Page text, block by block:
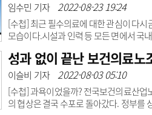
도록 법적 근거를 부여하겠다는 의미다.
하게 재량권을 부여해 처분 불법성을 다
임수민 기자 2022-08-23 19:24
[수첩] 최근 필수의료에 대한 관심이 다
모습이다.시설과 인력 등 모든 면에서 국
호사는 당시 ‘뇌동맥류결찰술(Aneurysm
른 병원으로 전원됐고, 불행하게도 숨을
은 대한민국 중증 환자 치료 시스템의 안
성과 없이 끝난 보건의료노
이슬비 기자 2022-08-03 05:10
[수첩] 과욕이었을까? 전국보건의료산업
의 협상은 결국 수포로 돌아갔다. 정부를